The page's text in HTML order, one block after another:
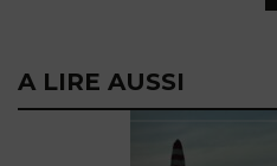
A LIRE AUSSI